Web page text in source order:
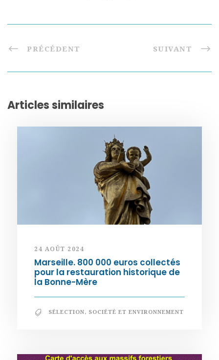
PRÉCÉDENT SUIVANT
Articles similaires
24 AOÛT 2024
Marseille. 800 000 euros collectés
pour la restauration historique de
la Bonne-Mère
SÉLECTION, SOCIÉTÉ ET ENVIRONNEMENT